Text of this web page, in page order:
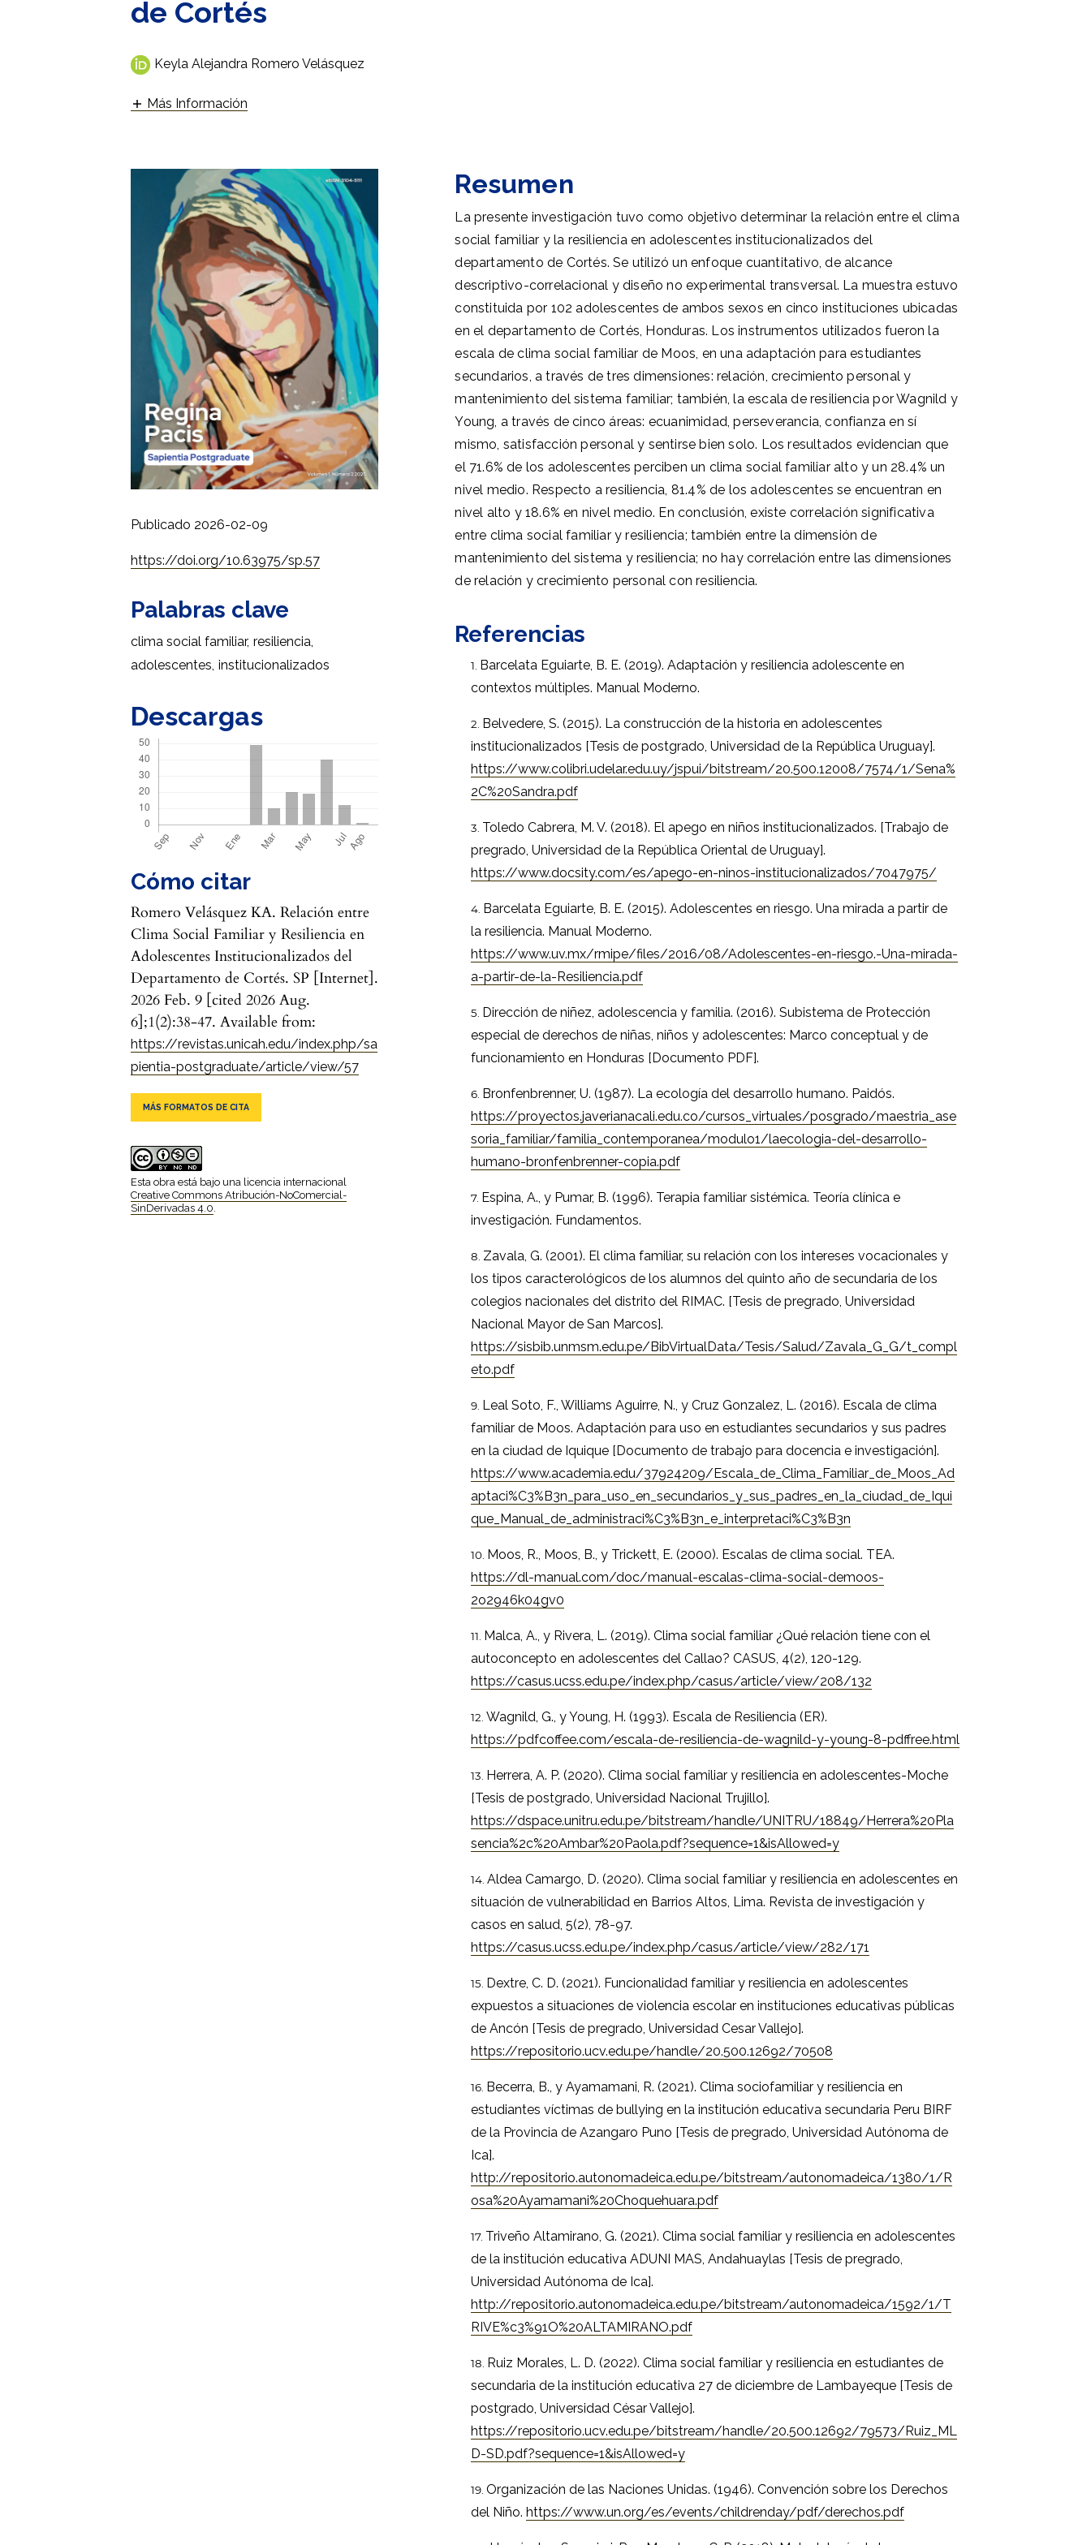
de Cortés
Keyla Alejandra Romero Velásquez
Más Información
Publicado 2026-02-09
https://doi.org/10.63975/sp.57
Palabras clave
clima social familiar, resiliencia
adolescentes institucionalizados
Descargas
Cómo citar
Romero Velásquez KA. Relación entre
Clima Social Familiar y Resiliencia en
Adolescentes Institucionalizados del
Departamento de Cortés. SP [Internet].
2026 Feb. 9 [cited 2026 Aug.
6];1(2):38-47. Available from:
https://revistas.unicah.edu/index.php/sa
pientia-postgraduate/article/view/57
MÁS FORMATOS DE CITA
Esta obra está bajo una licencia internacional
Creative Commons Atribución-NoComercial-
SinDerivadas 4.0
Resumen
La presente investigación tuvo como objetivo determinar la relación entre el clima
social familiar y la resiliencia en adolescentes institucionalizados del
departamento de Cortés. Se utilizó un enfoque cuantitativo, de alcance
descriptivo-correlacional y diseño no experimental transversal. La muestra estuvo
constituida por 102 adolescentes de ambos sexos en cinco instituciones ubicadas
en el departamento de Cortés, Honduras. Los instrumentos utilizados fueron la
escala de clima social familiar de Moos, en una adaptación para estudiantes
secundarios, a través de tres dimensiones: relación, crecimiento personal y
mantenimiento del sistema familiar; también, la escala de resiliencia por Wagnild y
Young, a través de cinco áreas: ecuanimidad, perseverancia, confianza en sí
mismo, satisfacción personal y sentirse bien solo. Los resultados evidencian que
el 71.6% de los adolescentes perciben un clima social familiar alto y un 28.4% un
nivel medio. Respecto a resiliencia, 81.4% de los adolescentes se encuentran en
nivel alto y 18.6% en nivel medio. En conclusión, existe correlación significativa
entre clima social familiar y resiliencia; también entre la dimensión de
mantenimiento del sistema y resiliencia; no hay correlación entre las dimensiones
de relación y crecimiento personal con resiliencia.
Referencias
Barcelata Eguiarte, B. E. (2019). Adaptación y resiliencia adolescente en
contextos múltiples. Manual Moderno.
Belvedere, S. (2015). La construcción de la historia en adolescentes
institucionalizados [Tesis de postgrado, Universidad de la República Uruguay].
https://www.colibri.udelar.edu.uy/jspui/bitstream/20.500.12008/7574/1/Sena%
2C%20Sandra.pdf
Toledo Cabrera, M. V. (2018). El apego en niños institucionalizados. [Trabajo de
pregrado, Universidad de la República Oriental de Uruguay].
https://www.docsity.com/es/apego-en-ninos-institucionalizados/7047975/
Barcelata Eguiarte, B. E. (2015). Adolescentes en riesgo. Una mirada a partir de
la resiliencia. Manual Moderno.
https://www.uv.mx/rmipe/files/2016/08/Adolescentes-en-riesgo.-Una-mirada-
a-partir-de-la-Resiliencia.pdf
Dirección de niñez, adolescencia y familia. (2016). Subistema de Protección
especial de derechos de niñas, niños y adolescentes: Marco conceptual y de
funcionamiento en Honduras [Documento PDF].
Bronfenbrenner, U. (1987). La ecología del desarrollo humano. Paidós.
https://proyectos.javerianacali.edu.co/cursos_virtuales/posgrado/maestria_ase
soria_familiar/familia_contemporanea/modulo1/laecologia-del-desarrollo-
humano-bronfenbrenner-copia.pdf
Espina, A., y Pumar, B. (1996). Terapia familiar sistémica. Teoría clínica e
investigación. Fundamentos.
Zavala, G. (2001). El clima familiar, su relación con los intereses vocacionales y
los tipos caracterológicos de los alumnos del quinto año de secundaria de los
colegios nacionales del distrito del RIMAC. [Tesis de pregrado, Universidad
Nacional Mayor de San Marcos].
https://sisbib.unmsm.edu.pe/BibVirtualData/Tesis/Salud/Zavala_G_G/t_compl
eto.pdf
Leal Soto, F., Williams Aguirre, N., y Cruz Gonzalez, L. (2016). Escala de clima
familiar de Moos. Adaptación para uso en estudiantes secundarios y sus padres
en la ciudad de Iquique [Documento de trabajo para docencia e investigación].
https://www.academia.edu/37924209/Escala_de_Clima_Familiar_de_Moos_Ad
aptaci%C3%B3n_para_uso_en_secundarios_y_sus_padres_en_la_ciudad_de_Iqui
que_Manual_de_administraci%C3%B3n_e_interpretaci%C3%B3n
Moos, R., Moos, B., y Trickett, E. (2000). Escalas de clima social. TEA.
https://dl-manual.com/doc/manual-escalas-clima-social-demoos-
2o2946k04gv0
Malca, A., y Rivera, L. (2019). Clima social familiar ¿Qué relación tiene con el
autoconcepto en adolescentes del Callao? CASUS, 4(2), 120-129.
https://casus.ucss.edu.pe/index.php/casus/article/view/208/132
Wagnild, G., y Young, H. (1993). Escala de Resiliencia (ER).
https://pdfcoffee.com/escala-de-resiliencia-de-wagnild-y-young-8-pdffree.html
Herrera, A. P. (2020). Clima social familiar y resiliencia en adolescentes-Moche
[Tesis de postgrado, Universidad Nacional Trujillo].
https://dspace.unitru.edu.pe/bitstream/handle/UNITRU/18849/Herrera%20Pla
sencia%2c%20Ambar%20Paola.pdf?sequence=1&isAllowed=y
Aldea Camargo, D. (2020). Clima social familiar y resiliencia en adolescentes en
situación de vulnerabilidad en Barrios Altos, Lima. Revista de investigación y
casos en salud, 5(2), 78-97.
https://casus.ucss.edu.pe/index.php/casus/article/view/282/171
Dextre, C. D. (2021). Funcionalidad familiar y resiliencia en adolescentes
expuestos a situaciones de violencia escolar en instituciones educativas públicas
de Ancón [Tesis de pregrado, Universidad Cesar Vallejo].
https://repositorio.ucv.edu.pe/handle/20.500.12692/70508
Becerra, B., y Ayamamani, R. (2021). Clima sociofamiliar y resiliencia en
estudiantes víctimas de bullying en la institución educativa secundaria Peru BIRF
de la Provincia de Azangaro Puno [Tesis de pregrado, Universidad Autónoma de
Ica].
http://repositorio.autonomadeica.edu.pe/bitstream/autonomadeica/1380/1/R
osa%20Ayamamani%20Choquehuara.pdf
Triveño Altamirano, G. (2021). Clima social familiar y resiliencia en adolescentes
de la institución educativa ADUNI MAS, Andahuaylas [Tesis de pregrado,
Universidad Autónoma de Ica].
http://repositorio.autonomadeica.edu.pe/bitstream/autonomadeica/1592/1/T
RIVE%c3%91O%20ALTAMIRANO.pdf
Ruiz Morales, L. D. (2022). Clima social familiar y resiliencia en estudiantes de
secundaria de la institución educativa 27 de diciembre de Lambayeque [Tesis de
postgrado, Universidad César Vallejo].
https://repositorio.ucv.edu.pe/bitstream/handle/20.500.12692/79573/Ruiz_ML
D-SD.pdf?sequence=1&isAllowed=y
Organización de las Naciones Unidas. (1946). Convención sobre los Derechos
del Niño.https://www.un.org/es/events/childrenday/pdf/derechos.pdf